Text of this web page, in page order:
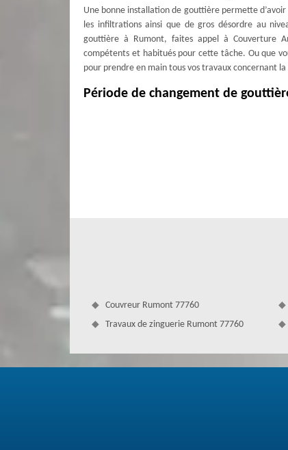
Une bonne installation de gouttière permette
les infiltrations ainsi que de gros désordre au
gouttière à Rumont, faites appel à Couverture
compétents et habitués pour cette tâche. Ou que
pour prendre en main tous vos travaux concernant
Période de changement de
La pose de gouttière de
Contactez-nous pour faire la pose de gouttière
professionnels qui ont de l’expérience de plusieurs
urgence ou une intervention ponctuelle. En effet,
allez sûrement avoir une satisfaction grâce à
Couvreur Rumont 77760
Travaux de zinguerie Rumont 77760